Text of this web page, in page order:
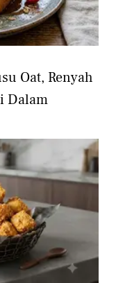
Oat, Renyah
Dalam